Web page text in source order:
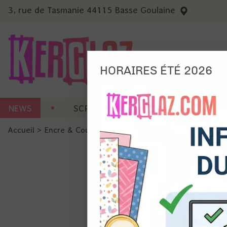
3, rue de Tasmanie 44115 Basse Goulaine
NEWS SCRAP CARTERIE MACHINES
Accueil > Encre & Couleur > Distress Oxide Spray
Ils
et du
précises
Si vous
de la
HORAIRES ÉTÉ 2026